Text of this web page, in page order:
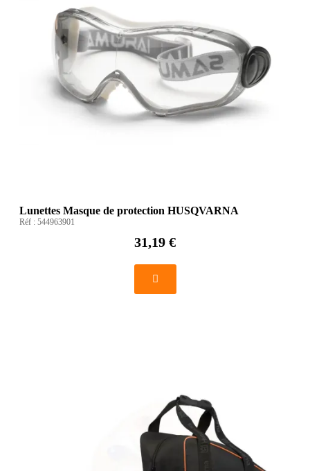
Lunettes Masque de protection HUSQVARNA
Réf : 544963901
31,19 €